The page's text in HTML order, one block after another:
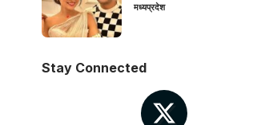
मध्यप्रदेश
Stay Connected